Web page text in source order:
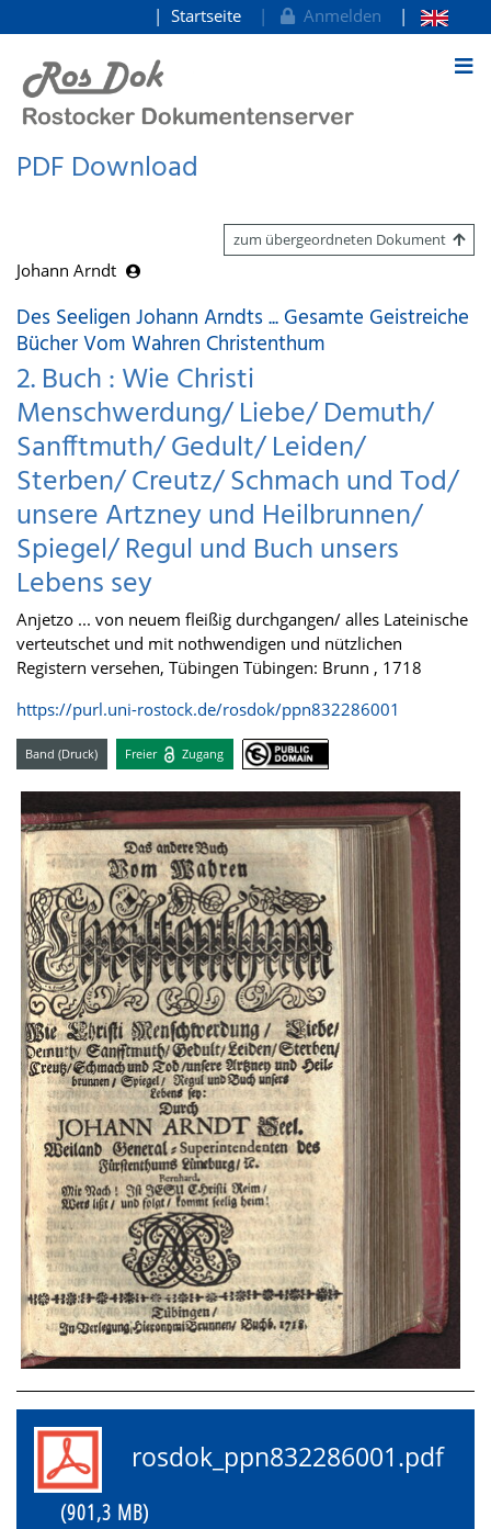
zum Inhalt
Startseite Anmelden
PDF Download
zum übergeordneten Dokument
Johann Arndt
Des Seeligen Johann Arndts ... Gesamte Geistreiche
Bücher Vom Wahren Christenthum
2. Buch : Wie Christi
Menschwerdung/ Liebe/ Demuth/
Sanfftmuth/ Gedult/ Leiden/
Sterben/ Creutz/ Schmach und Tod/
unsere Artzney und Heilbrunnen/
Spiegel/ Regul und Buch unsers
Lebens sey
Anjetzo ... von neuem fleißig durchgangen/ alles Lateinische
verteutschet und mit nothwendigen und nützlichen
Registern versehen, Tübingen Tübingen: Brunn , 1718
https://purl.uni-rostock.de/rosdok/ppn832286001
Band (Druck) Freier Zugang
rosdok_ppn832286001.pdf
(901,3 MB)